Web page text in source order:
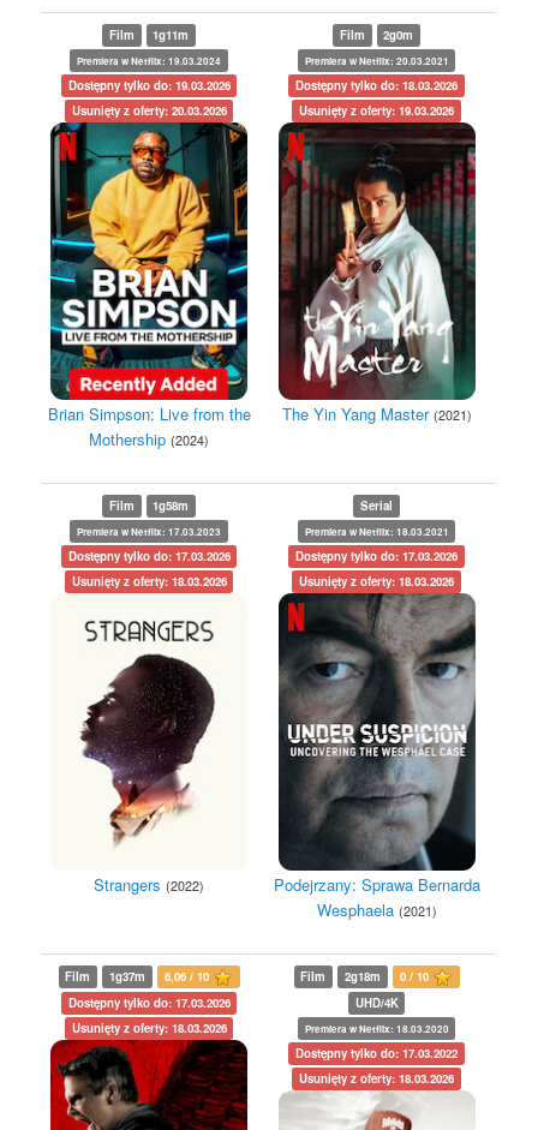
Film 1g11m
Premiera w Netflix: 19.03.2024
Dostępny tylko do: 19.03.2026
Usunięty z oferty: 20.03.2026
Brian Simpson: Live from the
Mothership (2024)
Film 2g0m
Premiera w Netflix: 20.03.2021
Dostępny tylko do: 18.03.2026
Usunięty z oferty: 19.03.2026
The Yin Yang Master (2021)
Film 1g58m
Premiera w Netflix: 17.03.2023
Dostępny tylko do: 17.03.2026
Usunięty z oferty: 18.03.2026
Strangers (2022)
Serial
Premiera w Netflix: 18.03.2021
Dostępny tylko do: 17.03.2026
Usunięty z oferty: 18.03.2026
Podejrzany: Sprawa Bernarda
Wesphaela (2021)
Film 1g37m
6,06 / 10
Dostępny tylko do: 17.03.2026
Usunięty z oferty: 18.03.2026
Film 2g18m
0 / 10
UHD/4K
Premiera w Netflix: 18.03.2020
Dostępny tylko do: 17.03.2022
Usunięty z oferty: 18.03.2026